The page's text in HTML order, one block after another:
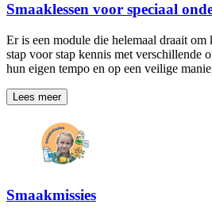
Smaaklessen voor speciaal
Er is een module die helemaal draait
stap voor stap kennis met verschillende
hun eigen tempo en op een veilige
Lees meer
Smaakmissies